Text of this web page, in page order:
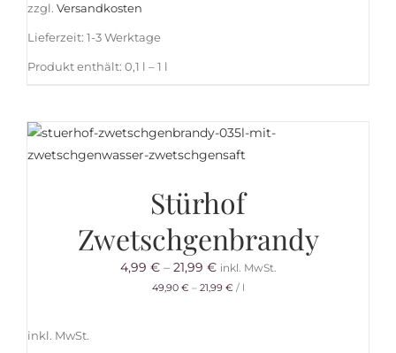
zzgl. Versandkosten
Lieferzeit: 1-3 Werktage
Produkt enthält: 0,1 l – 1 l
Stürhof
Zwetschgenbrandy
4,99 €– 21,99 € inkl. MwSt.
49,90 €– 21,99 €/ l
inkl. MwSt.